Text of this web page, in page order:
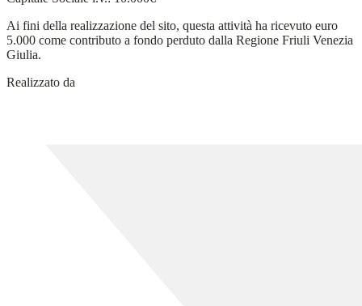
Ai fini della realizzazione del sito, questa attività ha ricevuto euro
5.000 come contributo a fondo perduto dalla Regione Friuli Venezia
Giulia.
Realizzato da